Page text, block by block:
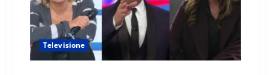
Televisione